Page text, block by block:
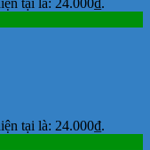
tại là: 24.000₫.